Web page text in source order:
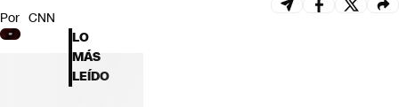
Por CNN
LO
MÁS
LEÍDO